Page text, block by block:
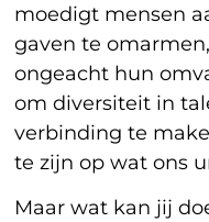
moedigt mensen
gaven te
ongeacht hun
om diversiteit in
verbinding te
te zijn op wat ons
Maar wat kan jij